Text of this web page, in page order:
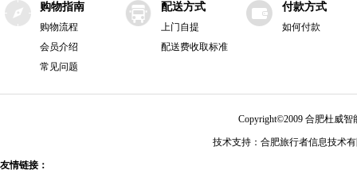
购物指南
购物流程
会员介绍
常见问题
配送方式
上门自提
配送费收取标准
付款方式
如何付款
Copyright©2009 合肥杜威
技术支持：合肥旅行者信息技
友情链接：